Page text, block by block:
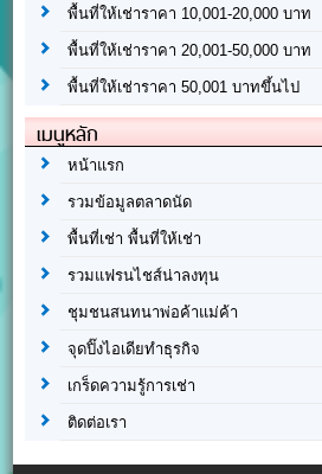
พื้นที่ให้เช่าราคา 10,001-20,000 บาท
พื้นที่ให้เช่าราคา 20,001-50,000 บาท
พื้นที่ให้เช่าราคา 50,001 บาทขึ้นไป
เมนูหลัก
หน้าแรก
รวมข้อมูลตลาดนัด
พื้นที่เช่า พื้นที่ให้เช่า
รวมแฟรนไชส์น่าลงทุน
ชุมชนสนทนาพ่อค้าแม่ค้า
จุดปิ๊งไอเดียทำธุรกิจ
เกร็ดความรู้การเช่า
ติดต่อเรา